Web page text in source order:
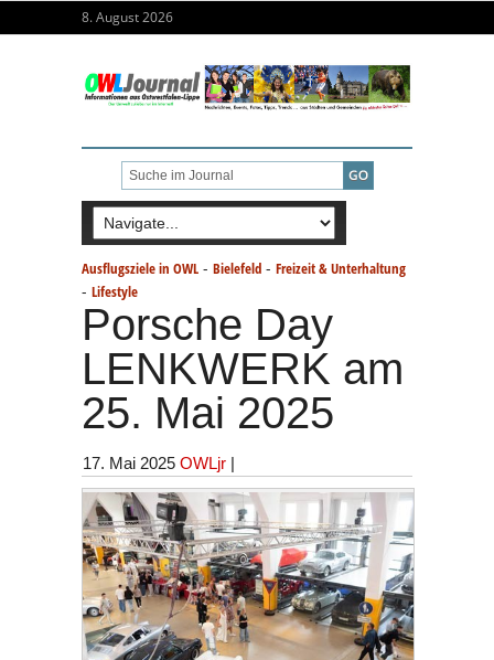
8. August 2026
Ausflugsziele in OWL - Bielefeld - Freizeit & Unterhaltung
- Lifestyle
Porsche Day
LENKWERK am
25. Mai 2025
17. Mai 2025 OWLjr |